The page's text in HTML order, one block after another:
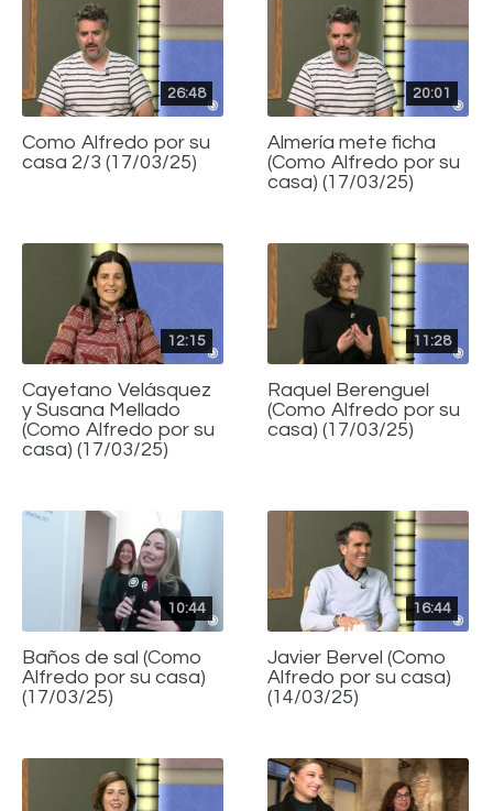
26:48
Como Alfredo por su
casa 2/3 (17/03/25)
20:01
Almería mete ficha
(Como Alfredo por su
casa) (17/03/25)
12:15
Cayetano Velásquez
y Susana Mellado
(Como Alfredo por su
casa) (17/03/25)
11:28
Raquel Berenguel
(Como Alfredo por su
casa) (17/03/25)
10:44
Baños de sal (Como
Alfredo por su casa)
(17/03/25)
16:44
Javier Bervel (Como
Alfredo por su casa)
(14/03/25)